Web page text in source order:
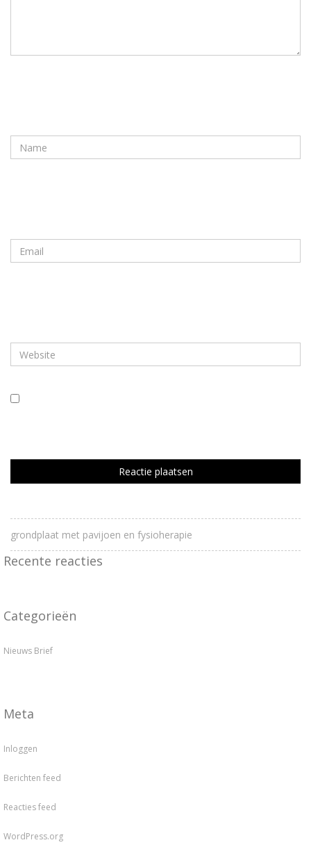
grondplaat met pavijoen en fysioherapie
Recente reacties
Categorieën
Nieuws Brief
Meta
Inloggen
Berichten feed
Reacties feed
WordPress.org